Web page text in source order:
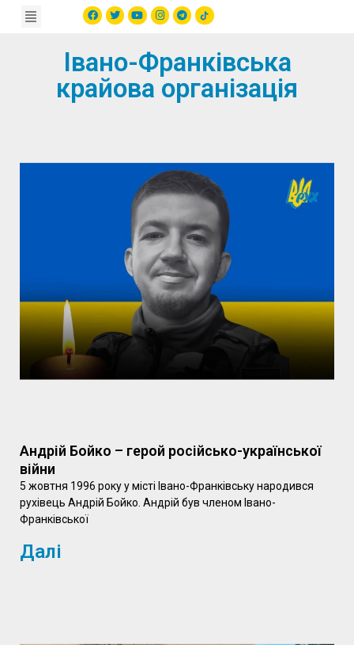
Івано-Франківська
крайова організація
Андрій Бойко – герой російсько-української
війни
5 жовтня 1996 року у місті Івано-Франківську народився
рухівець Андрій Бойко. Андрій був членом Івано-
Франківської
Далі